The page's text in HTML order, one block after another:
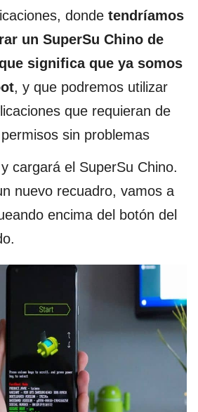
donde tendríamos
un SuperSu Chino de
significa que ya somos
, y que podremos utilizar
que requieran de
sin problemas
cargará el SuperSu Chino.
nuevo recuadro, vamos a
encima del botón del